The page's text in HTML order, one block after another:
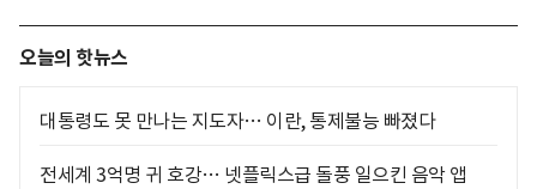
오늘의 핫뉴스
대통령도 못 만나는 지도자… 이란, 통제불능 빠졌다
전세계 3억명 귀 호강… 넷플릭스급 돌풍 일으킨 음악 앱